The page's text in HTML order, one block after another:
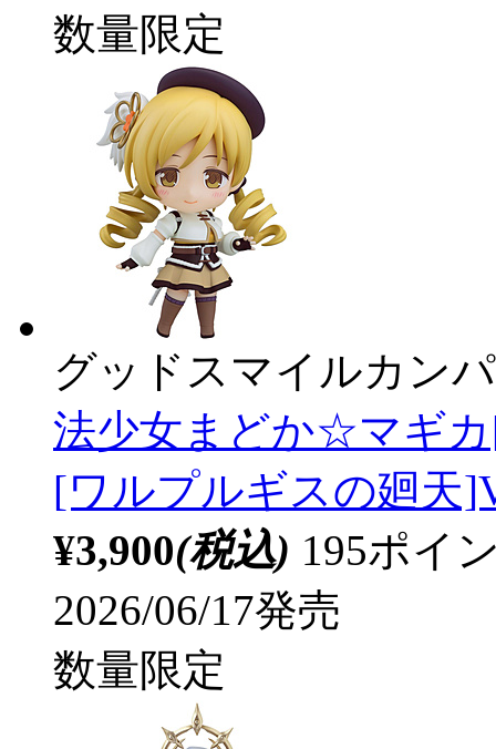
数量限定
グッドスマイルカン
法少女まどか☆マギ
[ワルプルギスの廻天
¥3,900(税込) 195ポイ
2026/06/17発売
数量限定